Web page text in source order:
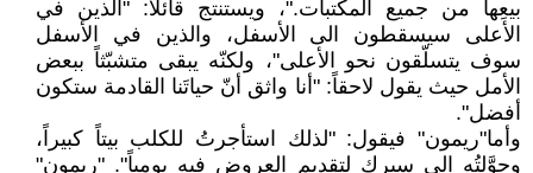
بيعِها من جميع المكتبات."، ويستنتج قائلاً: "الذين في
الأعلى سيسقطون الى الأسفل، والذين في الأسفل
سوف يتسلّقون نحو الأعلى"، ولكنّه يبقى متشبّثاً ببعض
الأمل حيث يقول لاحقاً: "أنا واثق أنّ حياتَنا القادمة ستكون
أفضل".
وأما"ريمون" فيقول: "لذلك استأجرتُ للكلب بيتاً كبيراً،
وحوَّلتُه الى سيرك لتقديم العروض فيه يومياً". "ريمون"